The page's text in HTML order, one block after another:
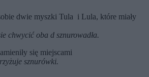
dwie myszki Tula i Lula, które miały
chwycić oba d sznurowadła.
się miejscami
sznurówki.